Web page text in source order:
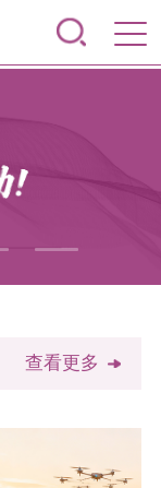
查看更多